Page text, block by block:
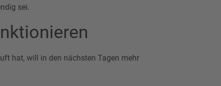
sei.
hat, will in den nächsten Tagen mehr